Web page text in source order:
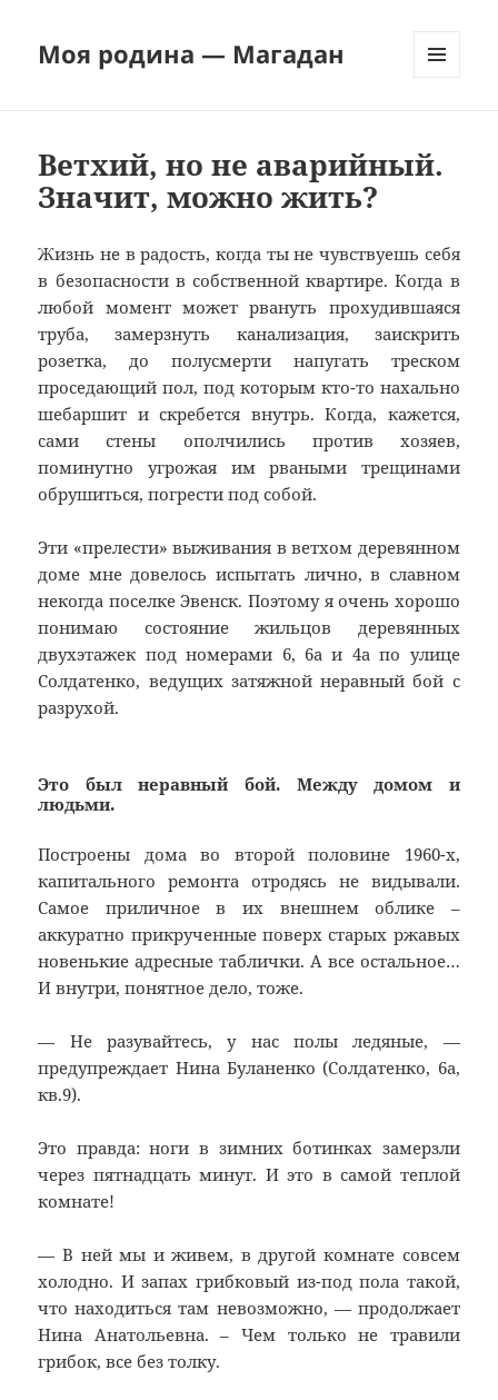
Моя родина — Магадан
Ветхий, но не аварийный.
Значит, можно жить?
Жизнь не в радость, когда ты не чувствуешь себя
в безопасности в собственной квартире. Когда в
любой момент может рвануть прохудившаяся
труба, замерзнуть канализация, заискрить
розетка, до полусмерти напугать треском
проседающий пол, под которым кто-то нахально
шебаршит и скребется внутрь. Когда, кажется,
сами стены ополчились против хозяев,
поминутно угрожая им рваными трещинами
обрушиться, погрести под собой.
Эти «прелести» выживания в ветхом деревянном
доме мне довелось испытать лично, в славном
некогда поселке Эвенск. Поэтому я очень хорошо
понимаю состояние жильцов деревянных
двухэтажек под номерами 6, 6а и 4а по улице
Солдатенко, ведущих затяжной неравный бой с
разрухой.
Это был неравный бой. Между домом и
людьми.
Построены дома во второй половине 1960-х,
капитального ремонта отродясь не видывали.
Самое приличное в их внешнем облике –
аккуратно прикрученные поверх старых ржавых
новенькие адресные таблички. А все остальное…
И внутри, понятное дело, тоже.
— Не разувайтесь, у нас полы ледяные, —
предупреждает Нина Буланенко (Солдатенко, 6а,
кв.9).
Это правда: ноги в зимних ботинках замерзли
через пятнадцать минут. И это в самой теплой
комнате!
— В ней мы и живем, в другой комнате совсем
холодно. И запах грибковый из-под пола такой,
что находиться там невозможно, — продолжает
Нина Анатольевна. – Чем только не травили
грибок, все без толку.